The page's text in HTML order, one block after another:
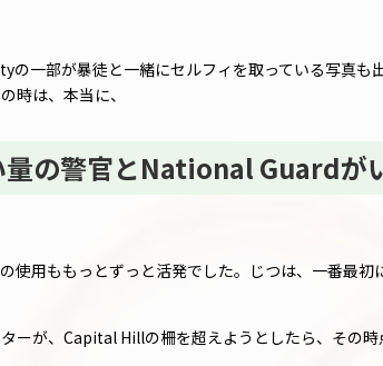
の一部が暴徒と一緒にセルフィを取っている写真も
時は、本当に、
量の警官とNational Guardが
使用ももっとずっと活発でした。じつは、一番最
ーが、Capital Hillの柵を超えようとしたら、その時